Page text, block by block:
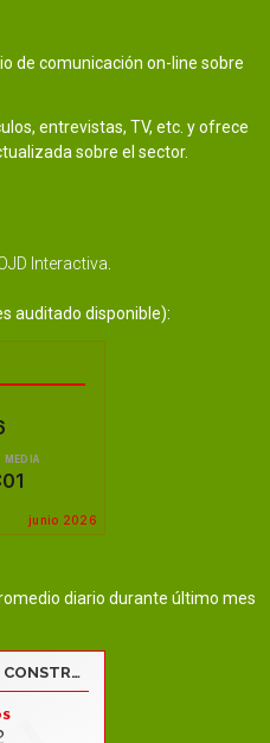
de comunicación on-line sobre
entrevistas, TV, etc. y ofrece
sobre el sector.
Interactiva
auditado disponible):
diario durante último mes